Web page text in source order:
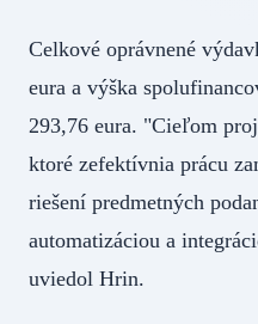
Celkové oprávnené
eura a výška
293,76 eura. "Cieľom
ktoré zefektívnia prácu
riešení predmetných
automatizáciou a
uviedol Hrin.